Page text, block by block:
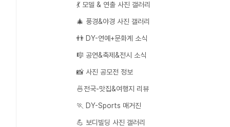
💃 모델 & 연출 사진 갤러리
🎄 풍경&야경 사진 갤러리
👬 DY-연예+문화계 소식
🎼 공연&축제&전시 소식
📸 사진 공모전 정보
🍜전국-맛집&여행지 리뷰
🏃 DY-Sports 매거진
💪 보디빌딩 사진 갤러리